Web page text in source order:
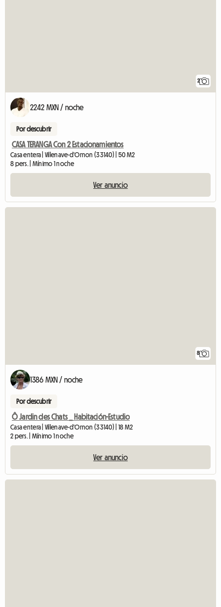
2
2242 MXN / noche
Por descubrir
CASA TERANGA Con 2 Estacionamientos
Casa entera | Villenave-d'Ornon (33140) | 50 M2
8 pers. | Mínimo 1 noche
Ver anuncio
8
1386 MXN / noche
Por descubrir
Ô Jardin des Chats _ Habitación-Estudio
Casa entera | Villenave-d'Ornon (33140) | 18 M2
2 pers. | Mínimo 1 noche
Ver anuncio